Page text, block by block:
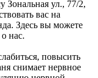
Зональная ул., 77/2,
вас на
Здесь вы можете
нас.
повысить
снимает нервное